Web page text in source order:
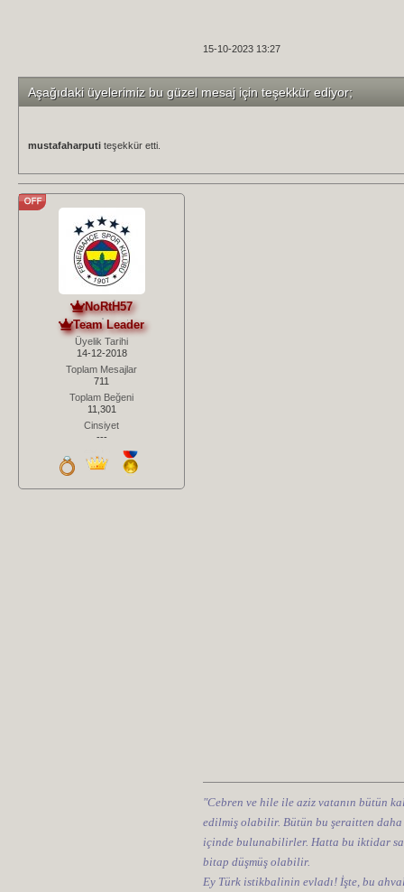
15-10-2023 13:27
Aşağıdaki üyelerimiz bu güzel mesaj için teşekkür ediyor;
mustafaharputi teşekkür etti.
NoRtH57
Team Leader
Üyelik Tarihi
14-12-2018
Toplam Mesajlar
711
Toplam Beğeni
11,301
Cinsiyet
---
"Cebren ve hile ile aziz vatanın bütün
edilmiş olabilir. Bütün bu şeraitten
içinde bulunabilirler. Hatta bu iktidar
bitap düşmüş olabilir.
Ey Türk istikbalinin evladı! İşte, bu